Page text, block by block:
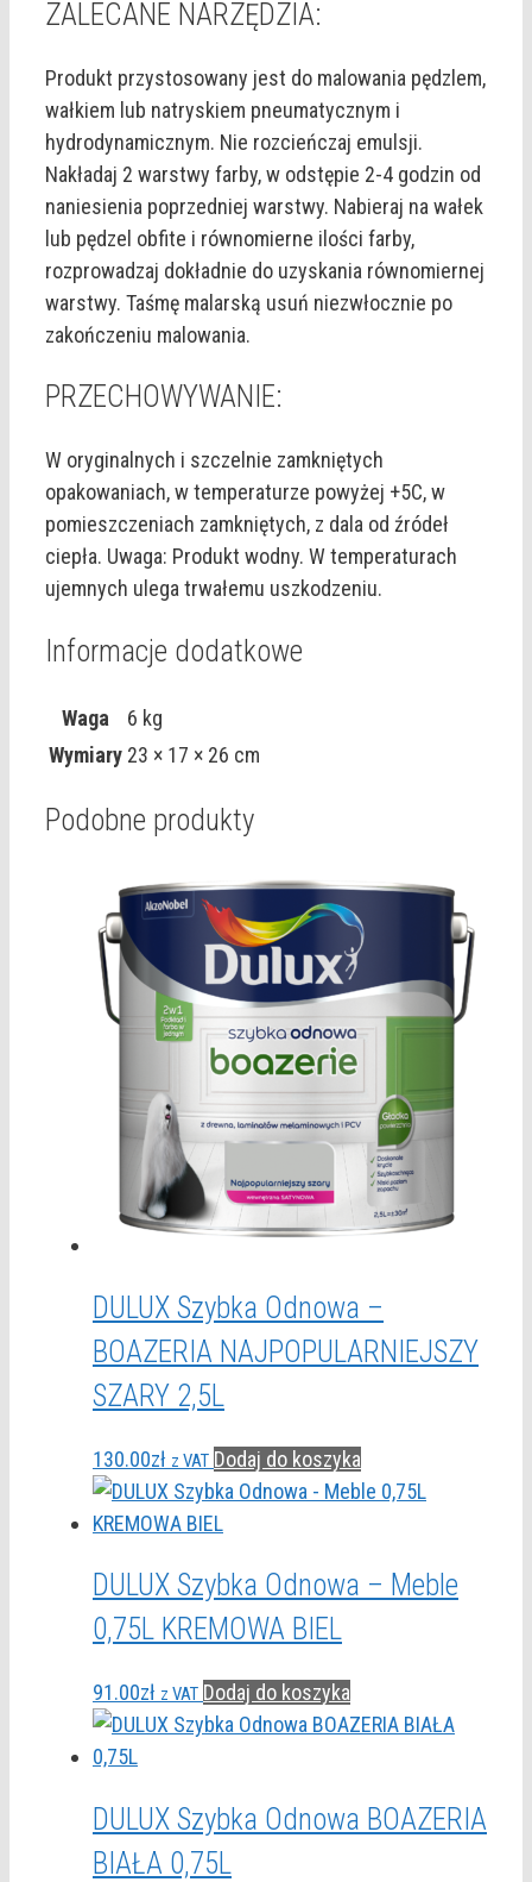
ZALECANE NARZĘDZIA:
Produkt przystosowany jest do malowania pędzlem,
wałkiem lub natryskiem pneumatycznym i
hydrodynamicznym. Nie rozcieńczaj emulsji.
Nakładaj 2 warstwy farby, w odstępie 2-4 godzin od
naniesienia poprzedniej warstwy. Nabieraj na wałek
lub pędzel obfite i równomierne ilości farby,
rozprowadzaj dokładnie do uzyskania równomiernej
warstwy. Taśmę malarską usuń niezwłocznie po
zakończeniu malowania.
PRZECHOWYWANIE:
W oryginalnych i szczelnie zamkniętych
opakowaniach, w temperaturze powyżej +5C, w
pomieszczeniach zamkniętych, z dala od źródeł
ciepła. Uwaga: Produkt wodny. W temperaturach
ujemnych ulega trwałemu uszkodzeniu.
Informacje dodatkowe
Waga
6 kg
Wymiary 23 × 17 × 26 cm
Podobne produkty
DULUX Szybka Odnowa –
BOAZERIA NAJPOPULARNIEJSZY
SZARY 2,5L
130.00zł z VAT Dodaj do koszyka
DULUX Szybka Odnowa – Meble
0,75L KREMOWA BIEL
91.00zł z VAT Dodaj do koszyka
DULUX Szybka Odnowa BOAZERIA
BIAŁA 0,75L